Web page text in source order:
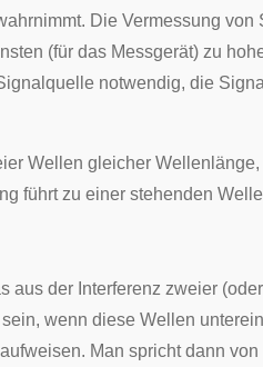
Die Vermessung
(für das Messgerät) zu
notwendig, die
Wellen gleicher
führt zu einer stehenden Welle
aus der Interferenz zweier
wenn diese Wellen
Man spricht dann von